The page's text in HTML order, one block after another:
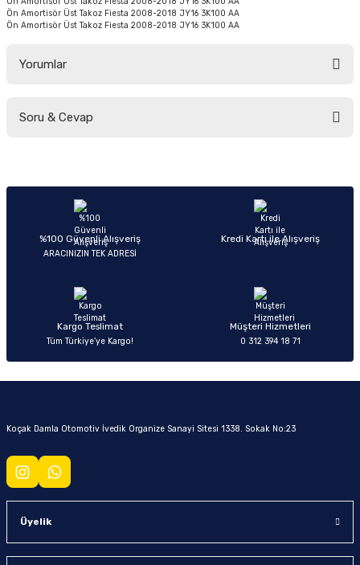
Ön Amortisör Üst Takoz Fiesta 2008-2018 JY16 3K100 AA
Ön Amortisör Üst Takoz Fiesta 2008-2018 JY16 3K100 AA
Yorumlar
Soru & Cevap
Ürün hakkında henüz soru sorulmamış.
%100 Güvenli Alışveriş
ARACINIZIN TEK ADRESİ
Kredi Kartı ile Alışveriş
Kargo Teslimat
Tüm Türkiye’ye Kargo!
Müşteri Hizmetleri
0 312 394 18 71
Koçak Damla Otomotiv İvedik Organize Sanayi Sitesi 1338. Sokak No:23
Üyelik